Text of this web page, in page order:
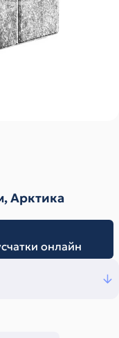
Арктика
онлайн